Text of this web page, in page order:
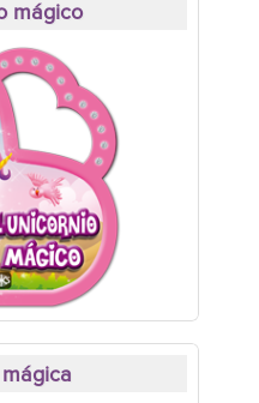
mágico